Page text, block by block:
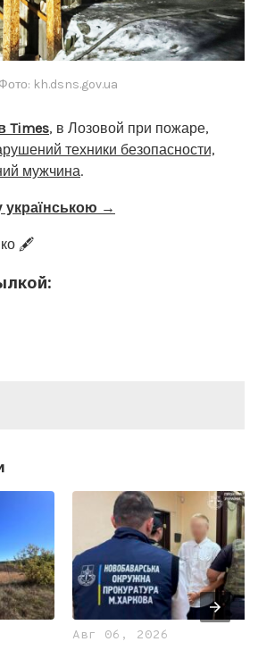
Фото: kh.dsns.gov.ua
Times, в Лозовой при пожаре,
техники безопасности,
мужчина.
→
🖋️
Авг 06, 2026